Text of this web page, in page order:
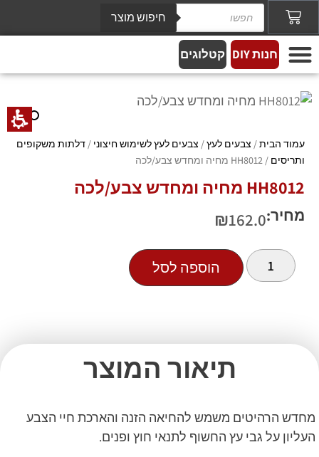
חיפוש מוצר
חנות DIY קטלוגים
עמוד הבית/ צבעים לעץ/ צבעים לעץ לשימוש חיצוני / דלתות משקופים
ותריסים / HH8012 מחיה ומחדש צבע/לכה
HH8012 מחיה ומחדש צבע/לכה
מחיר: ₪162.0
הוספה לסל
תיאור המוצר
מחדש הרהיטים משמש להחיאה הזנה והארכת חיי הצבע
העליון על גבי עץ החשוף לתנאי חוץ ופנים.